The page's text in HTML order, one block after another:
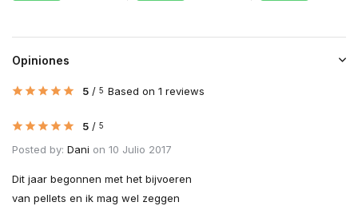
Opiniones
5 / 5 Based on 1 reviews
5 / 5
Posted by: Dani on 10 Julio 2017
Dit jaar begonnen met het bijvoeren
van pellets en ik mag wel zeggen